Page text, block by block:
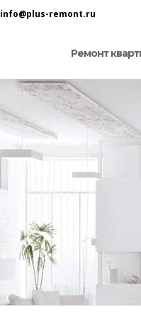
info@plus-remont.ru
Ремонт